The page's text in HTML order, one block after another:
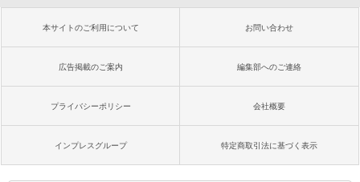
本サイトのご利用について お問い合わせ
広告掲載のご案内 編集部へのご連絡
プライバシーポリシー 会社概要
インプレスグループ 特定商取引法に基づく表示